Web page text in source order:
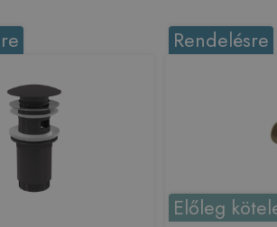
Rendelésre
Előleg